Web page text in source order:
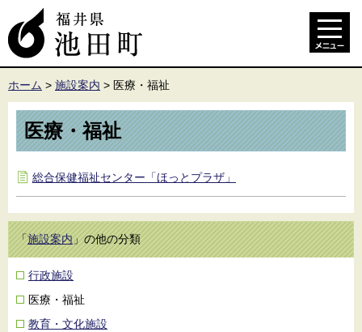
ホーム > 施設案内 > 医療・福祉
医療・福祉
総合保健福祉センター「ほっとプラザ」
「施設案内」の他の分類
行政施設
医療・福祉
教育・文化施設